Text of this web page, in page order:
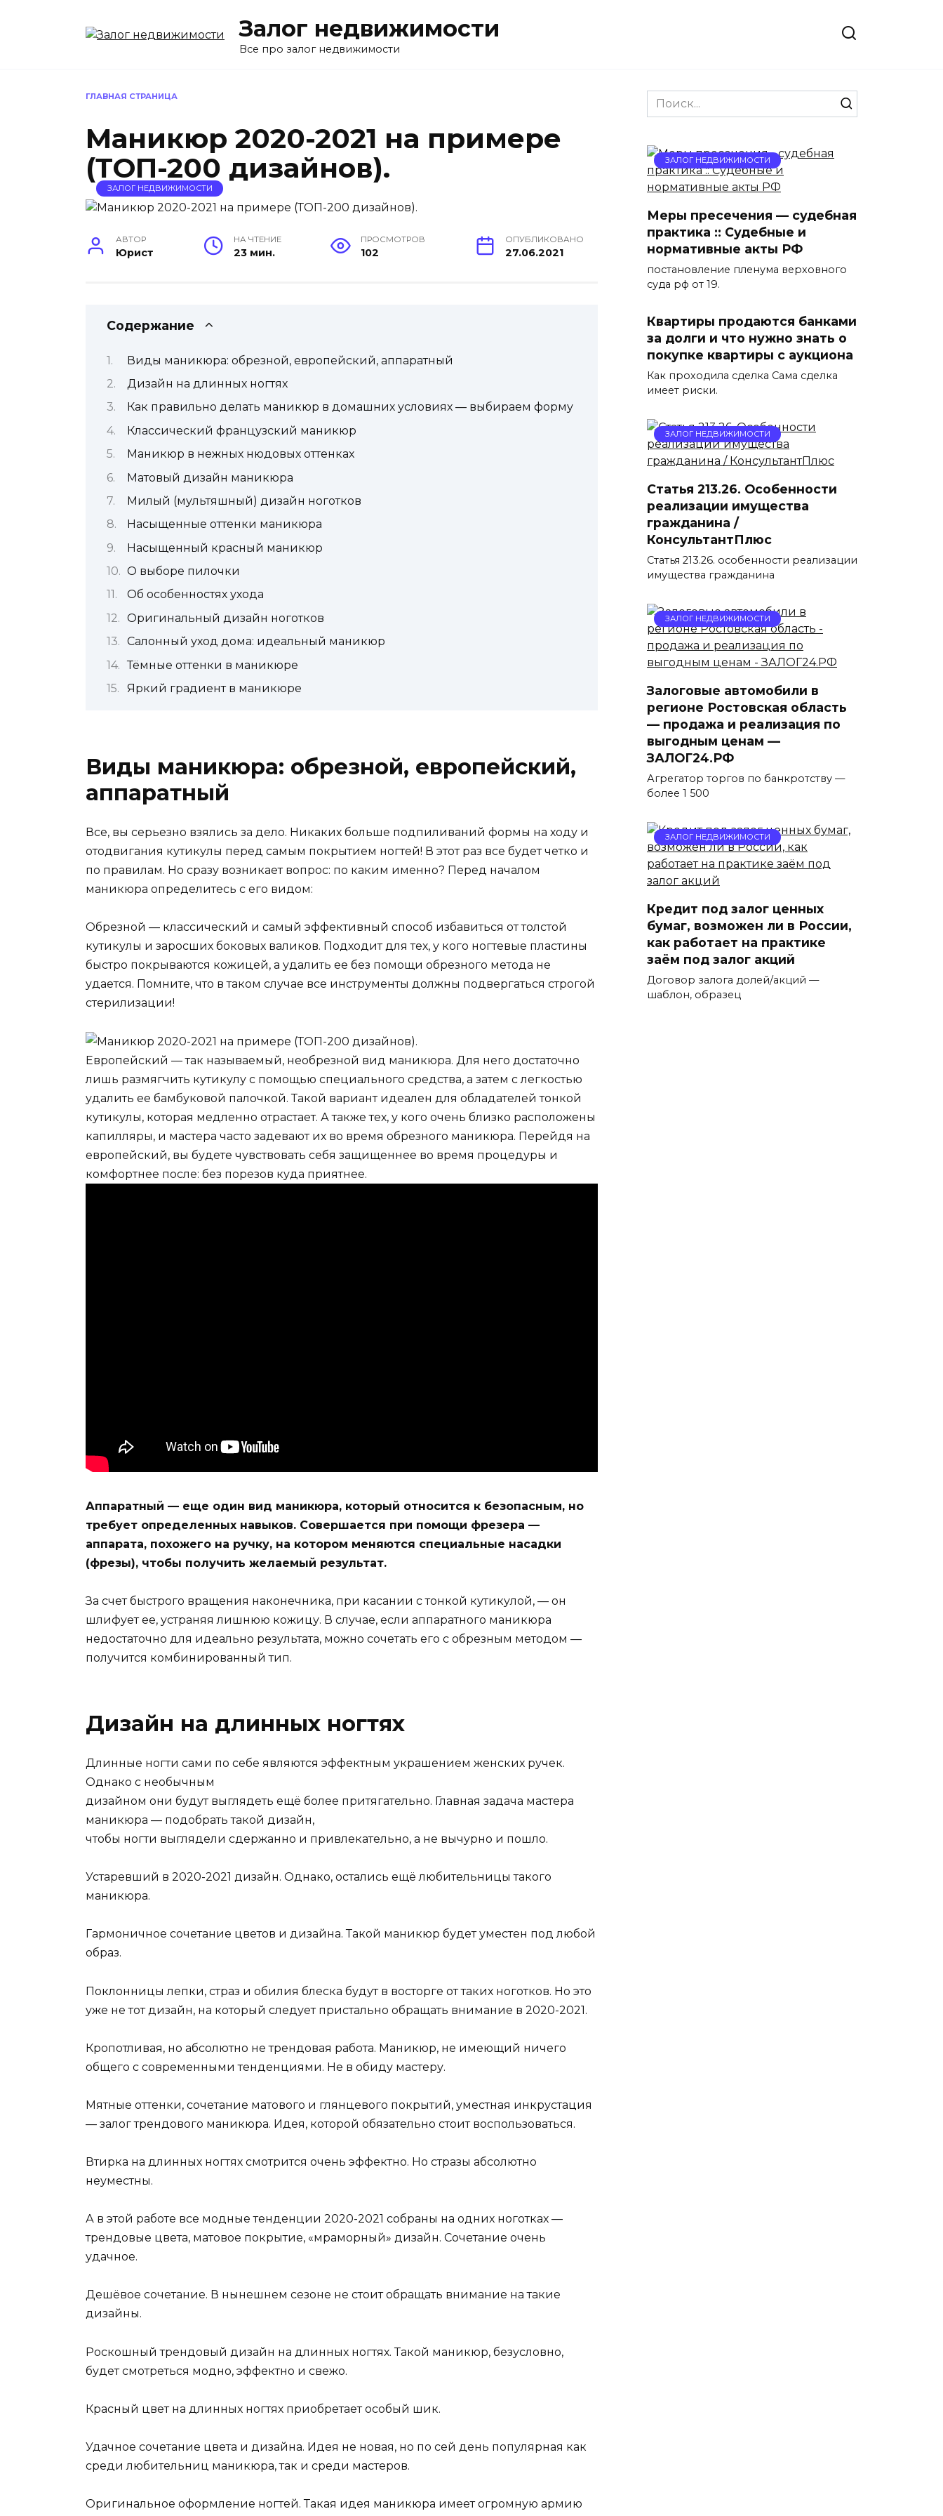
Залог недвижимости
Все про залог недвижимости
ГЛАВНАЯ СТРАНИЦА
Маникюр 2020-2021 на примере
(ТОП-200 дизайнов).
ЗАЛОГ НЕДВИЖИМОСТИ
АВТОР
Юрист
НА ЧТЕНИЕ
23 мин.
ПРОСМОТРОВ
102
ОПУБЛИКОВАНО
27.06.2021
Содержание
Виды маникюра: обрезной, европейский, аппаратный
Дизайн на длинных ногтях
Как правильно делать маникюр в домашних условиях — выбираем форму
Классический французский маникюр
Маникюр в нежных нюдовых оттенках
Матовый дизайн маникюра
Милый (мультяшный) дизайн ноготков
Насыщенные оттенки маникюра
Насыщенный красный маникюр
О выборе пилочки
Об особенностях ухода
Оригинальный дизайн ноготков
Салонный уход дома: идеальный маникюр
Тёмные оттенки в маникюре
Яркий градиент в маникюре
Виды маникюра: обрезной, европейский,
аппаратный
Все, вы серьезно взялись за дело. Никаких больше подпиливаний формы на ходу и
отодвигания кутикулы перед самым покрытием ногтей! В этот раз все будет четко и
по правилам. Но сразу возникает вопрос: по каким именно? Перед началом
маникюра определитесь с его видом:
Обрезной — классический и самый эффективный способ избавиться от толстой
кутикулы и заросших боковых валиков. Подходит для тех, у кого ногтевые пластины
быстро покрываются кожицей, а удалить ее без помощи обрезного метода не
удается. Помните, что в таком случае все инструменты должны подвергаться строгой
стерилизации!
Европейский — так называемый, необрезной вид маникюра. Для него достаточно
лишь размягчить кутикулу с помощью специального средства, а затем с легкостью
удалить ее бамбуковой палочкой. Такой вариант идеален для обладателей тонкой
кутикулы, которая медленно отрастает. А также тех, у кого очень близко расположены
капилляры, и мастера часто задевают их во время обрезного маникюра. Перейдя на
европейский, вы будете чувствовать себя защищеннее во время процедуры и
комфортнее после: без порезов куда приятнее.
Аппаратный — еще один вид маникюра, который относится к безопасным, но
требует определенных навыков. Совершается при помощи фрезера —
аппарата, похожего на ручку, на котором меняются специальные насадки
(фрезы), чтобы получить желаемый результат.
За счет быстрого вращения наконечника, при касании с тонкой кутикулой, — он
шлифует ее, устраняя лишнюю кожицу. В случае, если аппаратного маникюра
недостаточно для идеально результата, можно сочетать его с обрезным методом —
получится комбинированный тип.
Дизайн на длинных ногтях
Длинные ногти сами по себе являются эффектным украшением женских ручек.
Однако с необычным
дизайном они будут выглядеть ещё более притягательно. Главная задача мастера
маникюра — подобрать такой дизайн,
чтобы ногти выглядели сдержанно и привлекательно, а не вычурно и пошло.
Устаревший в 2020-2021 дизайн. Однако, остались ещё любительницы такого
маникюра.
Гармоничное сочетание цветов и дизайна. Такой маникюр будет уместен под любой
образ.
Поклонницы лепки, страз и обилия блеска будут в восторге от таких ноготков. Но это
уже не тот дизайн, на который следует пристально обращать внимание в 2020-2021.
Кропотливая, но абсолютно не трендовая работа. Маникюр, не имеющий ничего
общего с современными тенденциями. Не в обиду мастеру.
Мятные оттенки, сочетание матового и глянцевого покрытий, уместная инкрустация
— залог трендового маникюра. Идея, которой обязательно стоит воспользоваться.
Втирка на длинных ногтях смотрится очень эффектно. Но стразы абсолютно
неуместны.
А в этой работе все модные тенденции 2020-2021 собраны на одних ноготках —
трендовые цвета, матовое покрытие, «мраморный» дизайн. Сочетание очень
удачное.
Дешёвое сочетание. В нынешнем сезоне не стоит обращать внимание на такие
дизайны.
Роскошный трендовый дизайн на длинных ногтях. Такой маникюр, безусловно,
будет смотреться модно, эффектно и свежо.
Красный цвет на длинных ногтях приобретает особый шик.
Удачное сочетание цвета и дизайна. Идея не новая, но по сей день популярная как
среди любительниц маникюра, так и среди мастеров.
Оригинальное оформление ногтей. Такая идея маникюра имеет огромную армию
Search
for:
ЗАЛОГ НЕДВИЖИМОСТИ
Меры пресечения — судебная
практика :: Судебные и
нормативные акты РФ
постановление пленума верховного
суда рф от 19.
Квартиры продаются банками
за долги и что нужно знать о
покупке квартиры с аукциона
Как проходила сделка Сама сделка
имеет риски.
ЗАЛОГ НЕДВИЖИМОСТИ
Статья 213.26. Особенности
реализации имущества
гражданина /
КонсультантПлюс
Статья 213.26. особенности реализации
имущества гражданина
ЗАЛОГ НЕДВИЖИМОСТИ
Залоговые автомобили в
регионе Ростовская область
— продажа и реализация по
выгодным ценам —
ЗАЛОГ24.РФ
Агрегатор торгов по банкротству —
более 1 500
ЗАЛОГ НЕДВИЖИМОСТИ
Кредит под залог ценных
бумаг, возможен ли в России,
как работает на практике
заём под залог акций
Договор залога долей/акций —
шаблон, образец